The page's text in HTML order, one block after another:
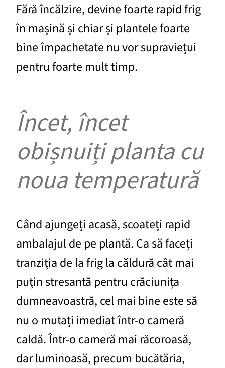
Fără încălzire, devine foarte rapid frig
în mașină și chiar și plantele foarte
bine împachetate nu vor supraviețui
pentru foarte mult timp.
Încet, încet
obișnuiți planta cu
noua temperatură
Când ajungeți acasă, scoateți rapid
ambalajul de pe plantă. Ca să faceți
tranziția de la frig la căldură cât mai
puțin stresantă pentru crăciunița
dumneavoastră, cel mai bine este să
nu o mutați imediat într-o cameră
caldă. Într-o cameră mai răcoroasă,
dar luminoasă, precum bucătăria,